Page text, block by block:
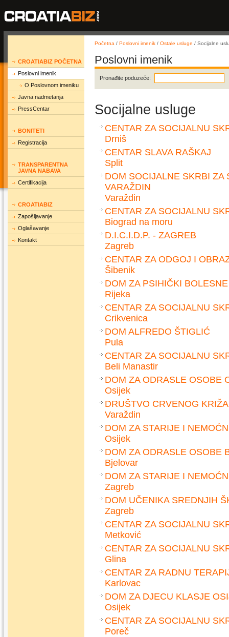
CROATIABIZ POČETNA
Poslovni imenik
O Poslovnom imeniku
Javna nadmetanja
PressCentar
BONITETI
Registracija
TRANSPARENTNA
JAVNA NABAVA
Certifikacija
CROATIABIZ
Zapošljavanje
Oglašavanje
Kontakt
Početna / Poslovni imenik / Ostale usluge / Socijalne
Poslovni imenik
Pronađite poduzeće:
Socijalne usluge
CENTAR ZA SOCIJALNU
Drniš
CENTAR SLAVA RAŠKAJ
Split
DOM SOCIJALNE SKRBI ZA
VARAŽDIN
Varaždin
CENTAR ZA SOCIJALNU
Biograd na moru
D.I.C.I.D.P. - ZAGREB
Zagreb
CENTAR ZA ODGOJ I
Šibenik
DOM ZA PSIHIČKI
Rijeka
CENTAR ZA SOCIJALNU
Crikvenica
DOM ALFREDO ŠTIGLIĆ
Pula
CENTAR ZA SOCIJALNU
Beli Manastir
DOM ZA ODRASLE OSOBE
Osijek
DRUŠTVO CRVENOG
Varaždin
DOM ZA STARIJE I
Osijek
DOM ZA ODRASLE OSOBE
Bjelovar
DOM ZA STARIJE I
Zagreb
DOM UČENIKA SREDNJIH
Zagreb
CENTAR ZA SOCIJALNU
Metković
CENTAR ZA SOCIJALNU
Glina
CENTAR ZA RADNU
Karlovac
DOM ZA DJECU KLASJE
Osijek
CENTAR ZA SOCIJALNU
Poreč